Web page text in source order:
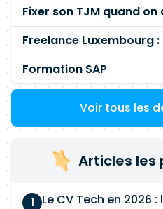
Freelance Luxembourg
Formation SAP
Voir tous les
Articles les
Le CV Tech en 2026